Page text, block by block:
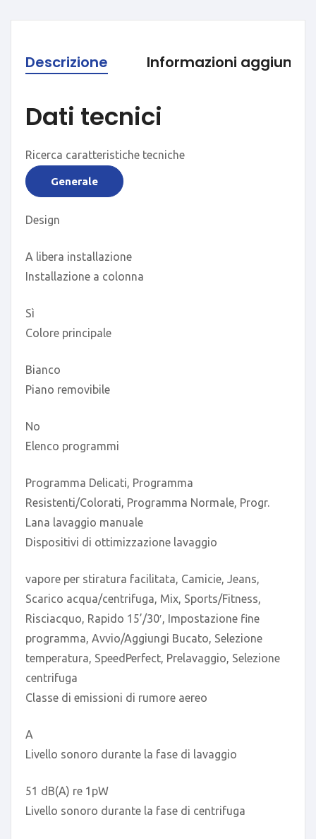
Descrizione Informazioni
Dati tecnici
Ricerca caratteristiche tecniche
Generale
Design
A libera installazione
Installazione a colonna
Sì
Colore principale
Bianco
Piano removibile
No
Elenco programmi
Programma Delicati, Programma
Resistenti/Colorati, Programma Normale, Progr.
Lana lavaggio manuale
Dispositivi di ottimizzazione lavaggio
vapore per stiratura facilitata, Camicie, Jeans,
Scarico acqua/centrifuga, Mix, Sports/Fitness,
Risciacquo, Rapido 15’/30′, Impostazione fine
programma, Avvio/Aggiungi Bucato, Selezione
temperatura, SpeedPerfect, Prelavaggio, Selezione
centrifuga
Classe di emissioni di rumore aereo
A
Livello sonoro durante la fase di lavaggio
51 dB(A) re 1pW
Livello sonoro durante la fase di centrifuga